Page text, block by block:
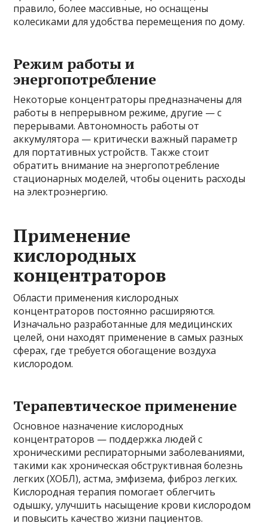
правило, более массивные, но оснащены
колесиками для удобства перемещения по дому.
Режим работы и
энергопотребление
Некоторые концентраторы предназначены для
работы в непрерывном режиме, другие — с
перерывами. Автономность работы от
аккумулятора — критически важный параметр
для портативных устройств. Также стоит
обратить внимание на энергопотребление
стационарных моделей, чтобы оценить расходы
на электроэнергию.
Применение
кислородных
концентраторов
Области применения кислородных
концентраторов постоянно расширяются.
Изначально разработанные для медицинских
целей, они находят применение в самых разных
сферах, где требуется обогащение воздуха
кислородом.
Терапевтическое применение
Основное назначение кислородных
концентраторов — поддержка людей с
хроническими респираторными заболеваниями,
такими как хроническая обструктивная болезнь
легких (ХОБЛ), астма, эмфизема, фиброз легких.
Кислородная терапия помогает облегчить
одышку, улучшить насыщение крови кислородом
и повысить качество жизни пациентов.